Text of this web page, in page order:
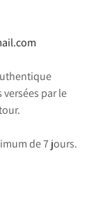
par le
de 7 jours.